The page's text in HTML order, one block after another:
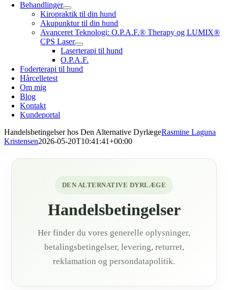
Behandlinger
Kiropraktik til din hund
Akupunktur til din hund
Avanceret Teknologi: O.P.A.F.® Therapy og LUMIX®
CPS Laser
Laserterapi til hund
O.P.A.F.
Foderterapi til hund
Hårcelletest
Om mig
Blog
Kontakt
Kundeportal
Handelsbetingelser hos Den Alternative DyrlægeRasmine Laguna
Kristensen2026-05-20T10:41:41+00:00
DEN ALTERNATIVE DYRLÆGE
Handelsbetingelser
Her finder du vores generelle oplysninger,
betalingsbetingelser, levering, returret,
reklamation og persondatapolitik.